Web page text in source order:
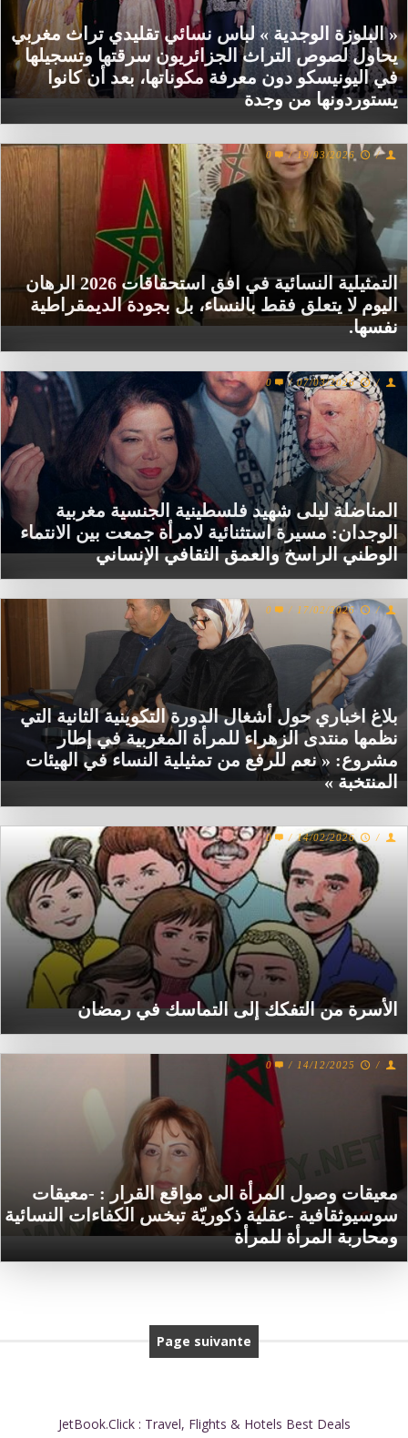
« البلوزة الوجدية » لباس نسائي تقليدي تراث مغربي
يحاول لصوص التراث الجزائريون سرقتها وتسجيلها
في اليونيسكو دون معرفة مكوناتها، بعد أن كانوا
يستوردونها من وجدة
التمثيلية النسائية في افق استحقاقات 2026 الرهان
اليوم لا يتعلق فقط بالنساء، بل بجودة الديمقراطية
نفسها.
/
19/03/2026
/
0
المناضلة ليلى شهيد فلسطينية الجنسية مغربية
الوجدان: مسيرة استثنائية لامرأة جمعت بين الانتماء
الوطني الراسخ والعمق الثقافي الإنساني
/
07/03/2026
/
0
بلاغ اخباري حول أشغال الدورة التكوينية الثانية التي
نظمها منتدى الزهراء للمرأة المغربية في إطار
مشروع: « نعم للرفع من تمثيلية النساء في الهيئات
المنتخبة »
/
17/02/2026
/
0
الأسرة من التفكك إلى التماسك في رمضان
/
14/02/2026
/
0
معيقات وصول المرأة الى مواقع القرار : -معيقات
سوسيوثقافية -عقلية ذكوريّة تبخس الكفاءات النسائية
ومحاربة المرأة للمرأة
/
14/12/2025
/
0
Page suivante
JetBook.Click : Travel, Flights & Hotels Best Deals